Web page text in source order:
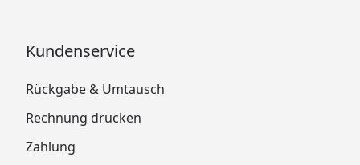
Kundenservice
Rückgabe & Umtausch
Rechnung drucken
Zahlung